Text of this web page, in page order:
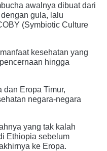
awalnya dibuat dari
gula, lalu
(Symbiotic Culture
kesehatan yang
hingga
dan Eropa Timur,
negara-negara
yang tak kalah
Ethiopia sebelum
ke Eropa.